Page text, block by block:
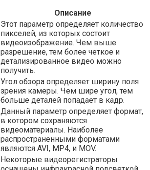
Описание
Этот параметр определяет количество
пикселей, из которых состоит
видеоизображение. Чем выше
разрешение, тем более четкое и
детализированное видео можно
получить.
Угол обзора определяет ширину поля
зрения камеры. Чем шире угол, тем
больше деталей попадает в кадр.
Данный параметр определяет формат,
в котором сохраняются
видеоматериалы. Наиболее
распространенными форматами
являются AVI, MP4, и MOV.
Некоторые видеорегистраторы